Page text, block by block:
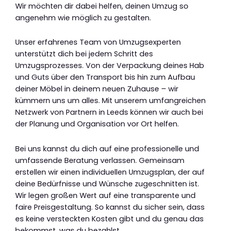
Wir möchten dir dabei helfen, deinen Umzug so
angenehm wie möglich zu gestalten.
Unser erfahrenes Team von Umzugsexperten
unterstützt dich bei jedem Schritt des
Umzugsprozesses. Von der Verpackung deines Hab
und Guts über den Transport bis hin zum Aufbau
deiner Möbel in deinem neuen Zuhause – wir
kümmern uns um alles. Mit unserem umfangreichen
Netzwerk von Partnern in Leeds können wir auch bei
der Planung und Organisation vor Ort helfen.
Bei uns kannst du dich auf eine professionelle und
umfassende Beratung verlassen. Gemeinsam
erstellen wir einen individuellen Umzugsplan, der auf
deine Bedürfnisse und Wünsche zugeschnitten ist.
Wir legen großen Wert auf eine transparente und
faire Preisgestaltung. So kannst du sicher sein, dass
es keine versteckten Kosten gibt und du genau das